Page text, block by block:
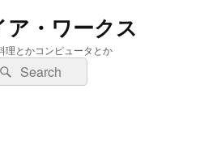
ア・ワークス
理とかコンピュータとか
検
:
検
索